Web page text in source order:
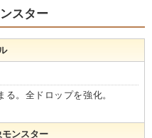
スター
。全ドロップを強化。
ンスター